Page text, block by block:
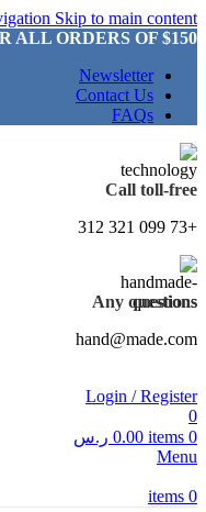
Skip to main content
ALL ORDERS OF $150
Newsletter
Contact Us
FAQs
Call toll-free
+73 099 321 312
Any questions
hand@made.com
Login / Register
0
0
items
0.00 ر.س
Menu
0
items